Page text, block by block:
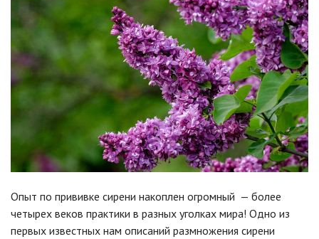
Опыт по прививке сирени накоплен огромный — более
четырех веков практики в разных уголках мира! Одно из
первых известных нам описаний размножения сирени